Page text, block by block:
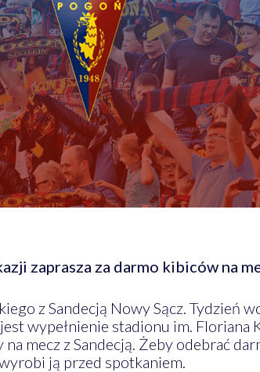
zaprasza za darmo kibiców na
z Sandecją Nowy Sącz. Tydzień
wypełnienie stadionu im. Floriana
mecz z Sandecją. Żeby odebrać
ją przed spotkaniem.